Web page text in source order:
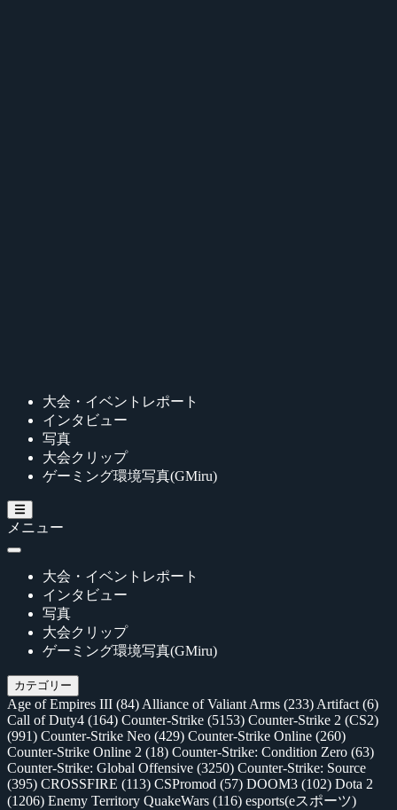
大会・イベントレポート
インタビュー
写真
大会クリップ
ゲーミング環境写真(GMiru)
メニュー
大会・イベントレポート
インタビュー
写真
大会クリップ
ゲーミング環境写真(GMiru)
カテゴリー
Age of Empires III (84) Alliance of Valiant Arms (233) Artifact (6)
Call of Duty4 (164) Counter-Strike (5153) Counter-Strike 2 (CS2)
(991) Counter-Strike Neo (429) Counter-Strike Online (260)
Counter-Strike Online 2 (18) Counter-Strike: Condition Zero (63)
Counter-Strike: Global Offensive (3250) Counter-Strike: Source
(395) CROSSFIRE (113) CSPromod (57) DOOM3 (102) Dota 2
(1206) Enemy Territory QuakeWars (116) esports(eスポーツ)